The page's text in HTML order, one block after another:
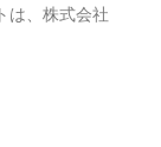
は、株式会社